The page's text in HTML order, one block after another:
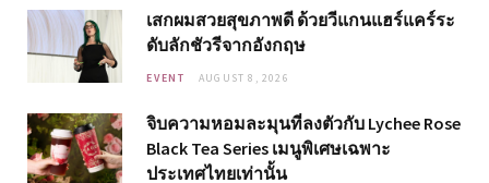
เสกผมสวยสุขภาพดี ด้วยวีแกนแฮร์แคร์ระ
ดับลักชัวรีจากอังกฤษ
EVENT AUGUST 8, 2026
จิบความหอมละมุนที่ลงตัวกับ Lychee Rose
Black Tea Series เมนูพิเศษเฉพาะ
ประเทศไทยเท่านั้น